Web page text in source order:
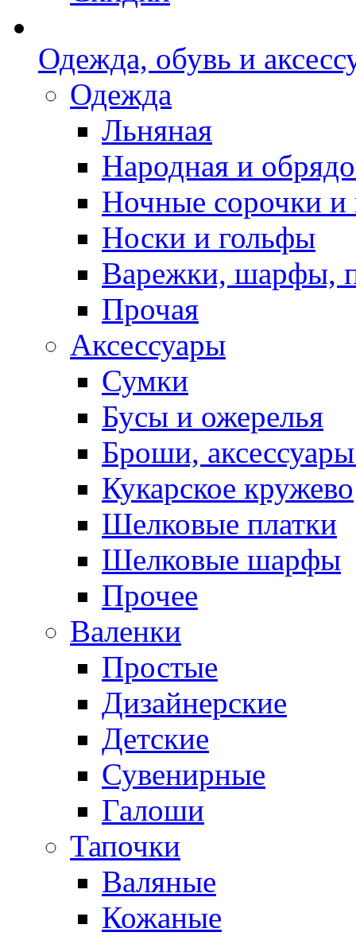
Одежда, обувь и
Одежда
Льняная
Народная и
Ночные сорочки
Носки и гольфы
Варежки, шарфы,
Прочая
Аксессуары
Сумки
Бусы и ожерелья
Броши,
Кукарское кружево
Шелковые платки
Шелковые шарфы
Прочее
Валенки
Простые
Дизайнерские
Детские
Сувенирные
Галоши
Тапочки
Валяные
Кожаные